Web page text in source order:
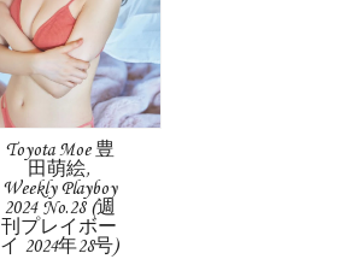
Toyota Moe 豊
田萌絵,
Weekly Playboy
2024 No.28 (週
刊プレイボー
イ 2024年28号)